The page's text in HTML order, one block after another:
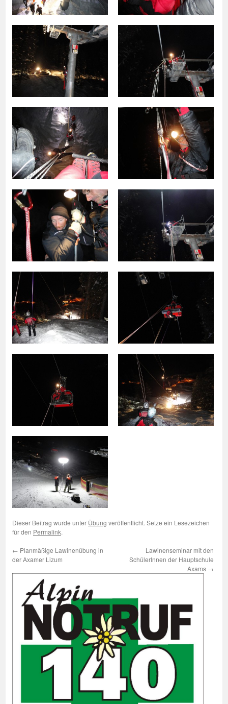
Dieser Beitrag wurde unter Übung veröffentlicht. Setze ein Lesezeichen
für den Permalink.
← Planmäßige Lawinenübung in
der Axamer Lizum
Lawinenseminar mit den
SchülerInnen der Hauptschule
Axams →